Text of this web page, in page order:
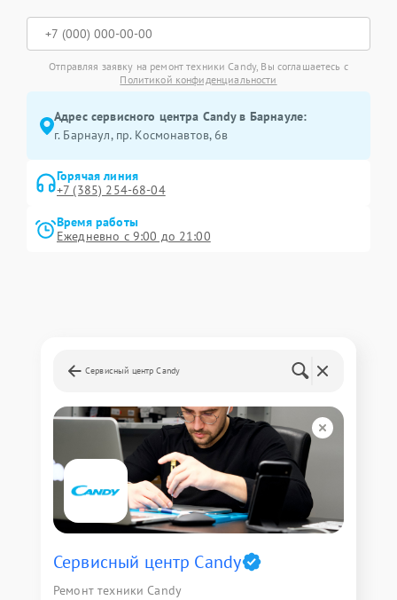
Отправляя заявку на ремонт техники Candy, Вы соглашаетесь с
Политикой конфиденциальности
Адрес сервисного центра Candy в Барнауле:
г. Барнаул, ​пр. Космонавтов, 6в
Горячая линия
+7 (385) 254-68-04
Время работы
Ежедневно с 9:00 до 21:00
Сервисный центр Candy
Сервисный центр Candy
Ремонт техники Candy